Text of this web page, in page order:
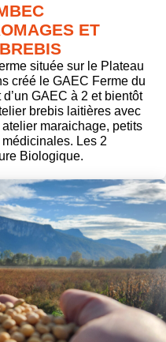
ET
située sur le Plateau
créé le GAEC Ferme du
GAEC à 2 et bientôt
brebis laitières avec
maraichage, petits
Les 2
Biologique.